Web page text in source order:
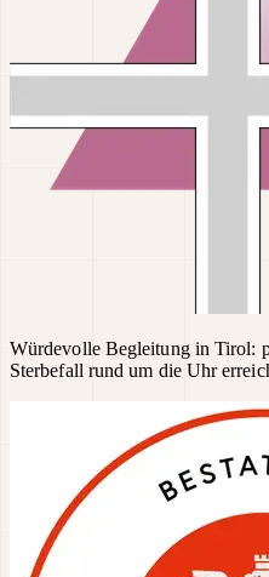
Würdevolle Begleitung in Tirol:
Sterbefall rund um die Uhr